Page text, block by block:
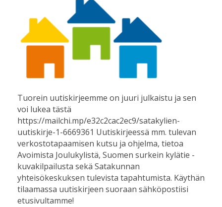
Tuorein uutiskirjeemme on juuri julkaistu ja sen
voi lukea tästä
https://mailchi.mp/e32c2cac2ec9/satakylien-
uutiskirje-1-6669361 Uutiskirjeessä mm. tulevan
verkostotapaamisen kutsu ja ohjelma, tietoa
Avoimista Joulukylistä, Suomen surkein kylätie -
kuvakilpailusta sekä Satakunnan
yhteisökeskuksen tulevista tapahtumista. Käythän
tilaamassa uutiskirjeen suoraan sähköpostiisi
etusivultamme!